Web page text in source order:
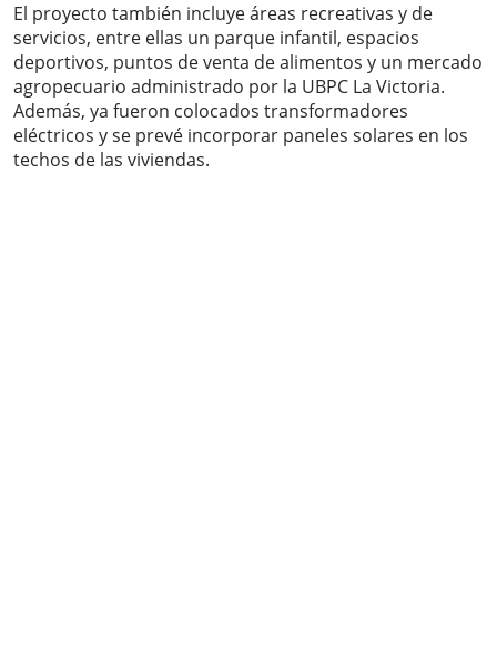
El proyecto también incluye áreas recreativas y de
servicios, entre ellas un parque infantil, espacios
deportivos, puntos de venta de alimentos y un mercado
agropecuario administrado por la UBPC La Victoria.
Además, ya fueron colocados transformadores
eléctricos y se prevé incorporar paneles solares en los
techos de las viviendas.